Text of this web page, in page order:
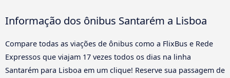
Informação dos ônibus Santarém a Lisboa
Compare todas as viações de ônibus como a FlixBus e Rede
Expressos que viajam 17 vezes todos os dias na linha
Santarém para Lisboa em um clique! Reserve sua passagem de